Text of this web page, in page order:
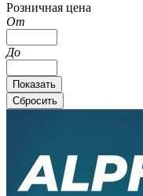
Розничная цена
От
До